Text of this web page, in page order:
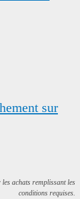
sur
achats remplissant les
conditions requises.